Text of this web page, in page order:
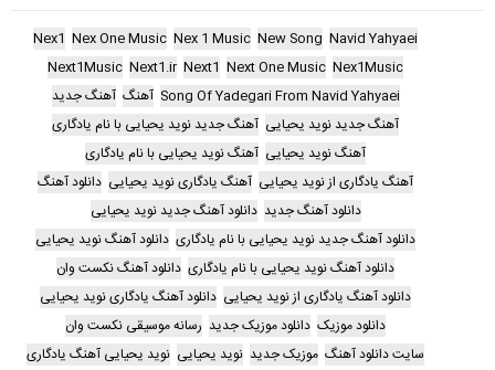
Navid Yahyaei
New Song
Nex 1 Music
Nex One Music
Nex1
Nex1Music
Next One Music
Next1
Next1.ir
Next1Music
Song Of Yadegari From Navid Yahyaei آهنگ آهنگ جدید
آهنگ جدید نوید یحیایی آهنگ جدید نوید یحیایی با نام یادگاری
آهنگ نوید یحیایی آهنگ نوید یحیایی با نام یادگاری
آهنگ یادگاری از نوید یحیایی آهنگ یادگاری نوید یحیایی دانلود آهنگ
دانلود آهنگ جدید دانلود آهنگ جدید نوید یحیایی
دانلود آهنگ جدید نوید یحیایی با نام یادگاری دانلود آهنگ نوید یحیایی
دانلود آهنگ نوید یحیایی با نام یادگاری دانلود آهنگ نکست وان
دانلود آهنگ یادگاری از نوید یحیایی دانلود آهنگ یادگاری نوید یحیایی
دانلود موزیک دانلود موزیک جدید رسانه موسیقی نکست وان
سایت دانلود آهنگ موزیک جدید نوید یحیایی نوید یحیایی آهنگ یادگاری